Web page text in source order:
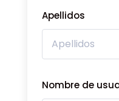
Apellidos
Nombre de